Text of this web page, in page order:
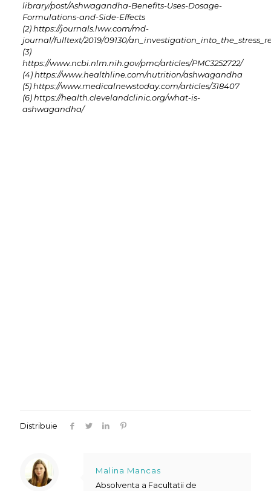
library/post/Ashwagandha-Benefits-Uses-Dosage-
Formulations-and-Side-Effects
(2) https://journals.lww.com/md-
journal/fulltext/2019/09130/
(3)
https://www.ncbi.nlm.nih.gov/pmc/articles/PMC3252722/
(4) https://www.healthline.com/nutrition/ashwagandha
(5) https://www.medicalnewstoday.com/articles/318407
(6) https://health.clevelandclinic.org/what-is-
ashwagandha/
Distribuie
Malina Mancas
Absolventa a Facultatii de